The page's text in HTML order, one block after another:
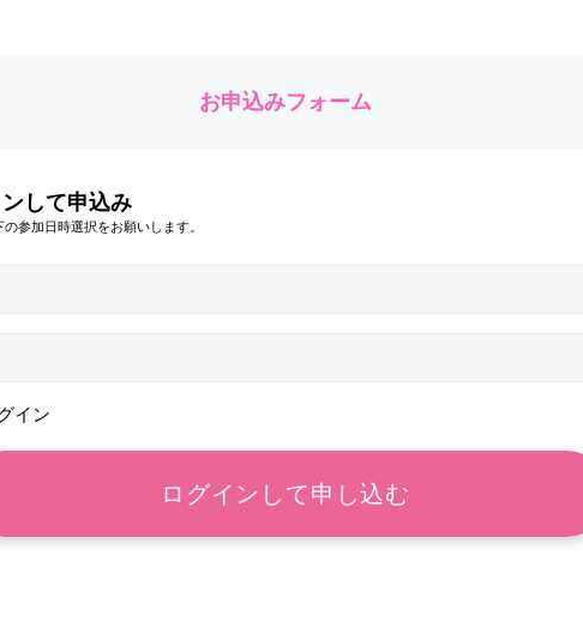
お申込みフォーム
ンして申込み
参加日時選択をお願いします。
イン